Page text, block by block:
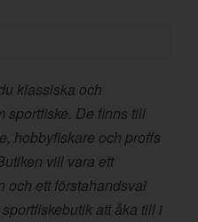
klassiska och
sportfiske. De finns till
hobbyfiskare och proffs
vill vara ett
och ett förstahandsval
att åka till i